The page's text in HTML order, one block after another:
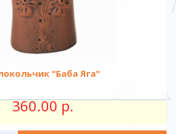
"Баба Яга"
360.00 р.